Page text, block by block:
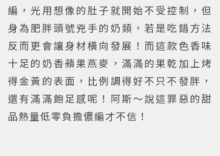
編，光用想像的肚子就開始不受控制，但
身為肥胖頭號兇手的奶類，若是吃錯方法
反而更會讓身材橫向發展！而這款色香味
十足的奶香蘋果燕麥，滿滿的果乾加上烤
得金黃的表面，比例調得好不只不發胖，
還有滿滿飽足感呢！阿斯～說這罪惡的甜
品熱量低零負擔儂編才不信！